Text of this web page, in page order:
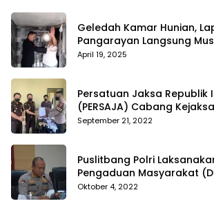
Geledah Kamar Hunian,
Pangarayan Langsung
Temuan
April 19, 2025
Persatuan Jaksa Republik
(PERSAJA) Cabang
Tanggamus resmi
September 21, 2022
Puslitbang Polri
Pengaduan Masyarakat
Meningkatkan
Oktober 4, 2022